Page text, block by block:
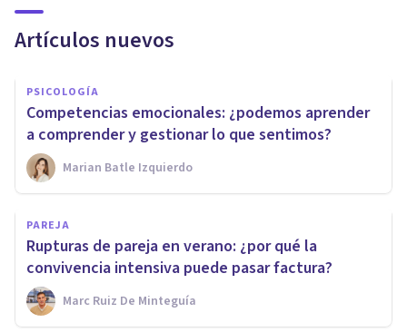
Artículos nuevos
PSICOLOGÍA
Competencias emocionales: ¿podemos aprender
a comprender y gestionar lo que sentimos?
Marian Batle Izquierdo
PAREJA
Rupturas de pareja en verano: ¿por qué la
convivencia intensiva puede pasar factura?
Marc Ruiz De Minteguía